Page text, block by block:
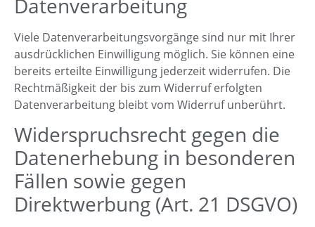
Datenverarbeitung
Viele Datenverarbeitungsvorgänge sind nur mit Ihrer
ausdrücklichen Einwilligung möglich. Sie können eine
bereits erteilte Einwilligung jederzeit widerrufen. Die
Rechtmäßigkeit der bis zum Widerruf erfolgten
Datenverarbeitung bleibt vom Widerruf unberührt.
Widerspruchsrecht gegen die
Datenerhebung in besonderen
Fällen sowie gegen
Direktwerbung (Art. 21 DSGVO)